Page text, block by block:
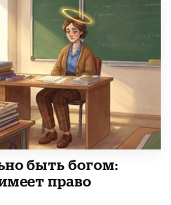
быть богом:
право